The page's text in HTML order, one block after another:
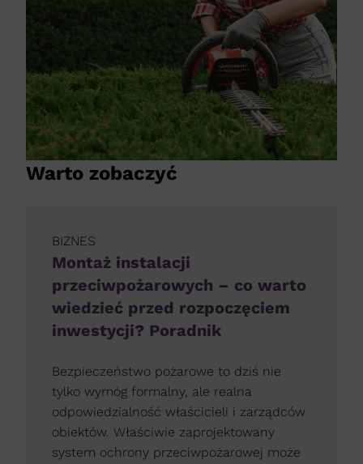
Warto zobaczyć
BIZNES
Montaż instalacji
przeciwpożarowych – co warto
wiedzieć przed rozpoczęciem
inwestycji? Poradnik
Bezpieczeństwo pożarowe to dziś nie
tylko wymóg formalny, ale realna
odpowiedzialność właścicieli i zarządców
obiektów. Właściwie zaprojektowany
system ochrony przeciwpożarowej może